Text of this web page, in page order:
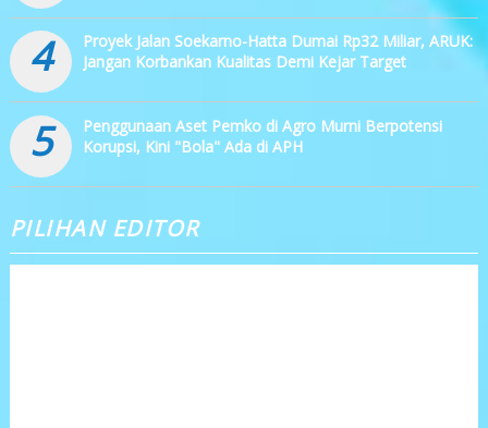
4
Proyek Jalan Soekarno-Hatta Dumai Rp32 Miliar, ARUK:
Jangan Korbankan Kualitas Demi Kejar Target
5
Penggunaan Aset Pemko di Agro Murni Berpotensi
Korupsi, Kini "Bola" Ada di APH
PILIHAN EDITOR